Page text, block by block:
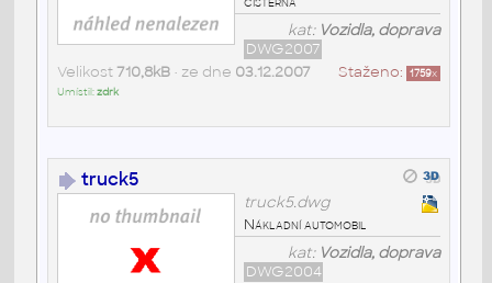
kat: Vozidla, doprava
DWG2007
Staženo: 1759x
Velikost 710,8kB• ze dne 03.12.2007
Umístil:zdrk
truck5
truck5.dwg
Nákladní automobil
kat: Vozidla, doprava
DWG2004